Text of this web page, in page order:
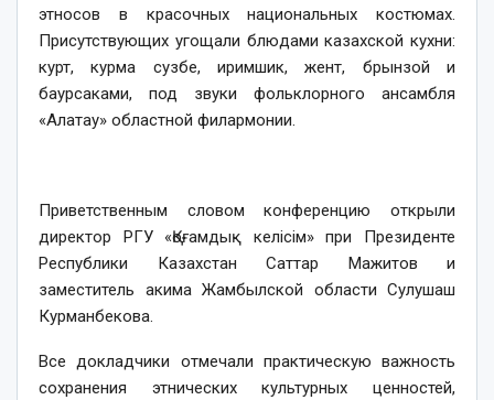
этносов в красочных национальных костюмах.
Присутствующих угощали блюдами казахской кухни:
курт, курма сузбе, иримшик, жент, брынзой и
баурсаками, под звуки фольклорного ансамбля
«Алатау» областной филармонии.
Приветственным словом конференцию открыли
директор РГУ «Қоғамдық келісім» при Президенте
Республики Казахстан Саттар Мажитов и
заместитель акима Жамбылской области Сулушаш
Курманбекова.
Все докладчики отмечали практическую важность
сохранения этнических культурных ценностей,